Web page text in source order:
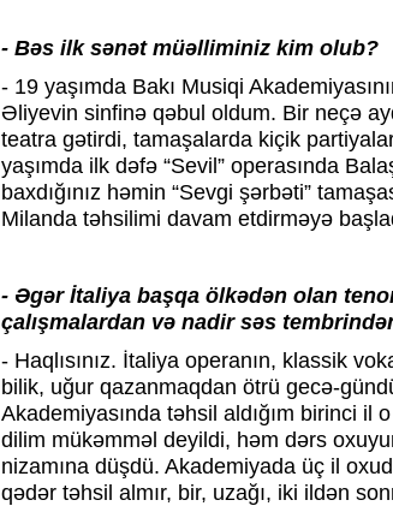
- Bəs ilk sənət müəlliminiz kim olub?
- 19 yaşımda Bakı Musiqi
Əliyevin sinfinə qəbul oldum. Bir neçə
teatra gətirdi, tamaşalarda kiçik
yaşımda ilk dəfə “Sevil” operasında
baxdığınız həmin “Sevgi şərbəti”
Milanda təhsilimi davam etdirməyə
- Əgər İtaliya başqa ölkədən olan
çalışmalardan və nadir səs
- Haqlısınız. İtaliya operanın, klassik
bilik, uğur qazanmaqdan ötrü gecə-
Akademiyasında təhsil aldığım birinci
dilim mükəmməl deyildi, həm dərs
nizamına düşdü. Akademiyada üç il
qədər təhsil almır, bir, uzağı, iki ildən